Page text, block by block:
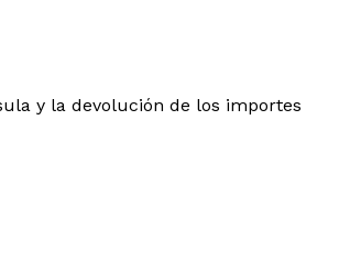
y la devolución de los importes